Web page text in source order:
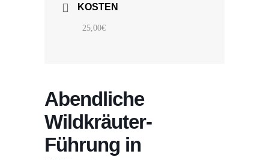
KOSTEN
25,00€
Abendliche
Wildkräuter-
Führung in